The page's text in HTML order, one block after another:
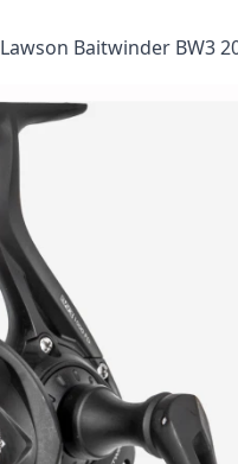
Lawson Baitwinder BW3